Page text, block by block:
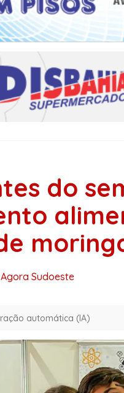
do
Agora Sudoeste
automática (IA)